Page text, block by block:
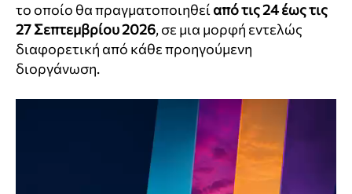
το οποίο θα πραγματοποιηθεί από τις24 έως τις
27 Σεπτεμβρίου 2026, σε μια μορφή εντελώς
διαφορετική από κάθε προηγούμενη
διοργάνωση.